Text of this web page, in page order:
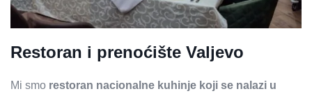
Restoran i prenoćište Valjevo
Mi smo restoran nacionalne kuhinje koji se nalazi u